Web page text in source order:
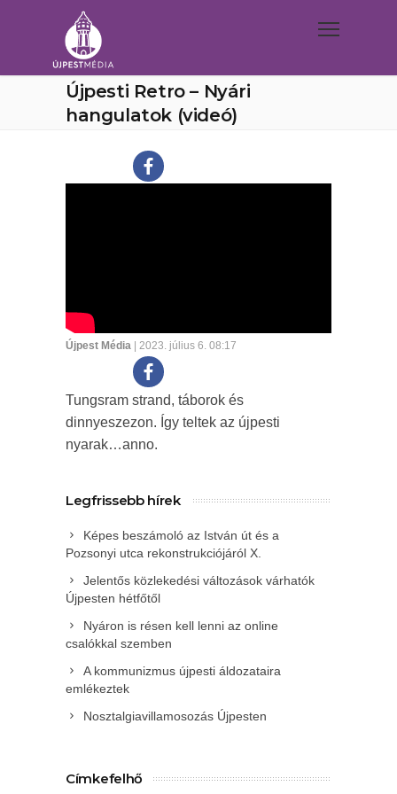
Újpesti Retro – Nyári
hangulatok (videó)
Újpest Média | 2023. július 6. 08:17
Tungsram strand, táborok és
dinnyeszezon. Így teltek az újpesti
nyarak…anno.
Legfrissebb hírek
Képes beszámoló az István út és a
Pozsonyi utca rekonstrukciójáról X.
Jelentős közlekedési változások várhatók
Újpesten hétfőtől
Nyáron is résen kell lenni az online
csalókkal szemben
A kommunizmus újpesti áldozataira
emlékeztek
Nosztalgiavillamosozás Újpesten
Címkefelhő